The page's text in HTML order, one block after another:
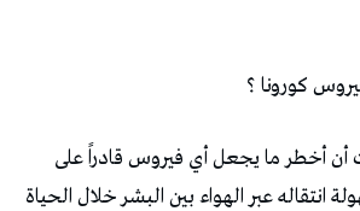
كورونا ؟
أن أخطر ما يجعل أي فيروس قادراً على
انتقاله عبر الهواء بين البشر خلال الحياة